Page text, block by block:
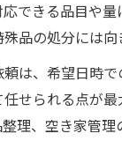
できる品目や
品の処分には向
は、希望日時
せられる点が
理、空き家管